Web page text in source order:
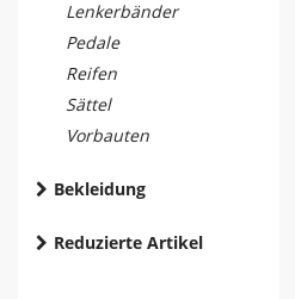
Lenkerbänder
Pedale
Reifen
Sättel
Vorbauten
Bekleidung
Reduzierte Artikel